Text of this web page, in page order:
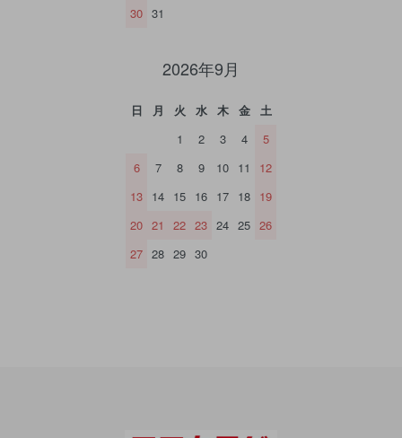
30 31
2026年9月
日 月 火 水 木 金
土
1
2 3 4
5
6
7 8 9 10 11
12
13 14 15 16 17 18 19
20 21 22 23 24 25 26
27 28 29 30